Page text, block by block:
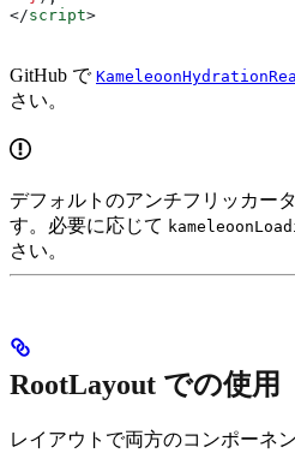
</script>
GitHub で
さい。
デフォルトのアンチフリッカー
す。必要に応じて
さい。
RootLayout での使用
レイアウトで両方のコンポーネ